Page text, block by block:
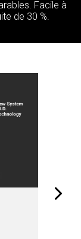
Facile à
de 30 %.